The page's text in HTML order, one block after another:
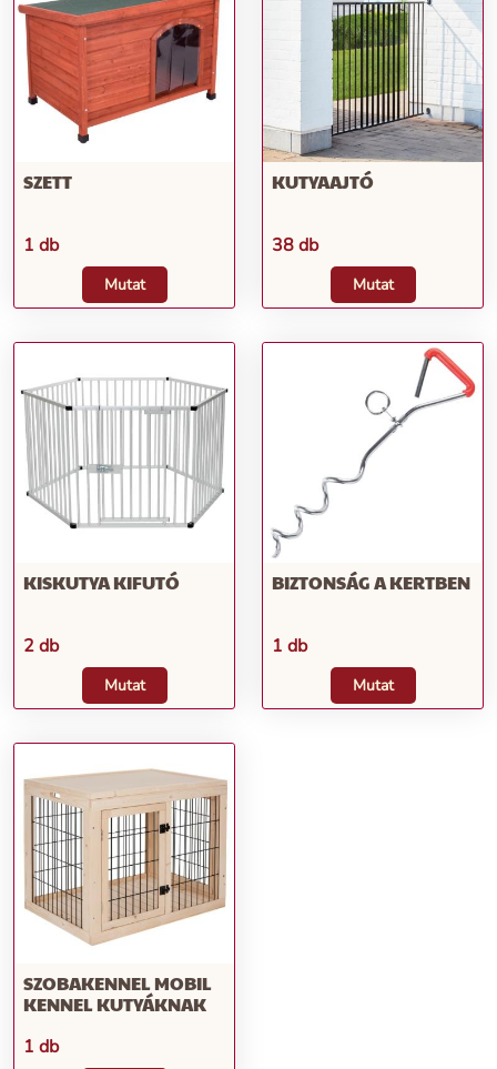
SZETT
1 db
Mutat
KUTYAAJTÓ
38 db
Mutat
KISKUTYA KIFUTÓ
2 db
Mutat
BIZTONSÁG A KERTBEN
1 db
Mutat
SZOBAKENNEL MOBIL
KENNEL KUTYÁKNAK
1 db